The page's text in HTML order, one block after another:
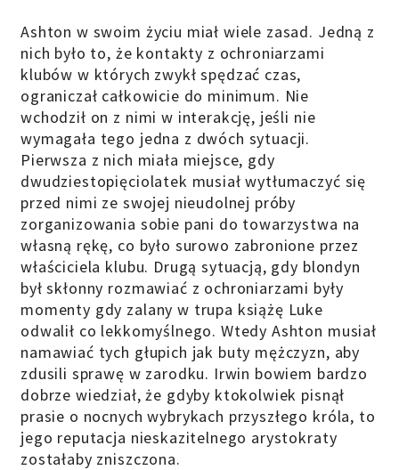
Ashton w swoim życiu miał wiele zasad. Jedną z
nich było to, że kontakty z ochroniarzami
klubów w których zwykł spędzać czas,
ograniczał całkowicie do minimum. Nie
wchodził on z nimi w interakcję, jeśli nie
wymagała tego jedna z dwóch sytuacji.
Pierwsza z nich miała miejsce, gdy
dwudziestopięciolatek musiał wytłumaczyć się
przed nimi ze swojej nieudolnej próby
zorganizowania sobie pani do towarzystwa na
własną rękę, co było surowo zabronione przez
właściciela klubu. Drugą sytuacją, gdy blondyn
był skłonny rozmawiać z ochroniarzami były
momenty gdy zalany w trupa książę Luke
odwalił co lekkomyślnego. Wtedy Ashton musiał
namawiać tych głupich jak buty mężczyzn, aby
zdusili sprawę w zarodku. Irwin bowiem bardzo
dobrze wiedział, że gdyby ktokolwiek pisnął
prasie o nocnych wybrykach przyszłego króla, to
jego reputacja nieskazitelnego arystokraty
zostałaby zniszczona.